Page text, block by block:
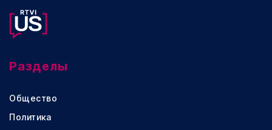
Разделы
Общество
Политика